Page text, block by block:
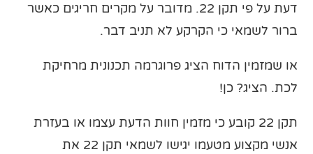
דעת על פי תקן 22. מדובר על מקרים חריגים כאשר
ברור לשמאי כי הקרקע לא תניב דבר.
או שמזמין הדוח הציג פרוגרמה תכנונית מרחיקת
לכת. הציג? כן!
תקן 22 קובע כי מזמין חוות הדעת עצמו או בעזרת
אנשי מקצוע מטעמו יגישו לשמאי תקן 22 את